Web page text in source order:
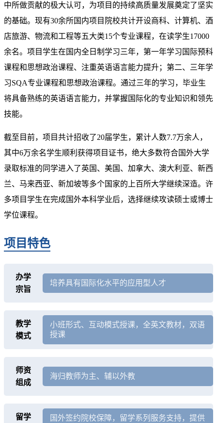
中所做贡献的极大认可，为项目的持续高质量发展奠定了坚实
的基础。现有30余所国内项目院校共计开设商科、计算机、酒
店旅游、物流和工程等五大类15个专业课程，在读学生17000
余名。项目学生在国内全日制学习三年，第一年学习国际预科
课程和思想政治课程、注重英语语言能力提升；第二、三年学
习SQA专业课程和思想政治课程。通过三年的学习，毕业生
将具备熟练的英语语言能力，并掌握国际化的专业知识和领先
技能。
截至目前，项目共计招收了20届学生，累计人数7.7万余人，
其中6万余名学生顺利获得项目证书，绝大多数符合国外大学
录取标准的同学进入了英国、美国、加拿大、澳大利亚、新西
兰、马来西亚、新加坡等多个国家的上百所大学继续深造。许
多项目学生在完成国外本科学业后，选择继续攻读硕士或博士
学位课程。
项目特色
办学
宗旨
培养具有国际化水平的应用型人才
教学
模式
小班形式、互动模式授课，全英文教材，双语
授课
师资
组成
海归教师为主、辅以外教
留学
国外签约院校保障，留学系列服务支持，提供